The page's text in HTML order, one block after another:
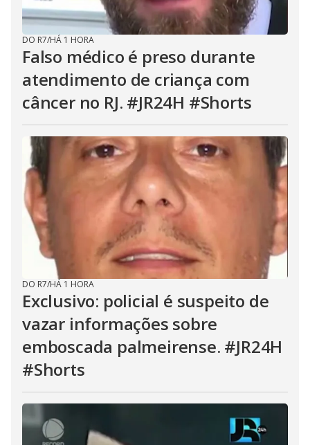
DO R7/HÁ 1 HORA
Falso médico é preso durante
atendimento de criança com
câncer no RJ. #JR24H #Shorts
DO R7/HÁ 1 HORA
Exclusivo: policial é suspeito de
vazar informações sobre
emboscada palmeirense. #JR24H
#Shorts